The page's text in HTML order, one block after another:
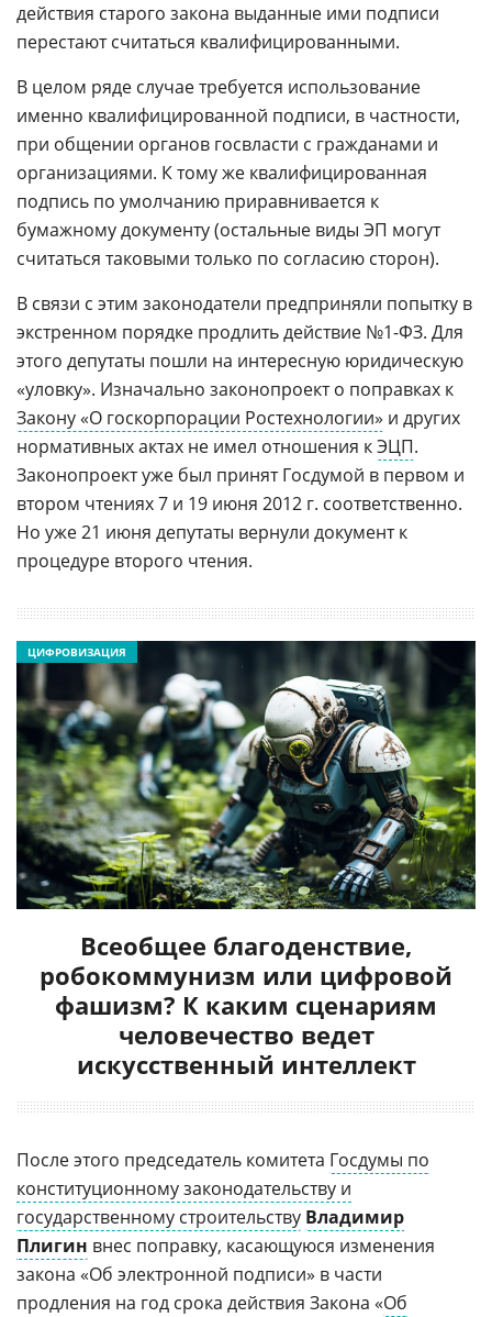
действия старого закона выданные ими подписи
перестают считаться квалифицированными.
В целом ряде случае требуется использование
именно квалифицированной подписи, в частности,
при общении органов госвласти с гражданами и
организациями. К тому же квалифицированная
подпись по умолчанию приравнивается к
бумажному документу (остальные виды ЭП могут
считаться таковыми только по согласию сторон).
В связи с этим законодатели предприняли попытку в
экстренном порядке продлить действие №1-ФЗ. Для
этого депутаты пошли на интересную юридическую
«уловку». Изначально законопроект о поправках к
Закону «О госкорпорации Ростехнологии» и других
нормативных актах не имел отношения кЭЦП.
Законопроект уже был принят Госдумой в первом и
втором чтениях 7 и 19 июня 2012 г. соответственно.
Но уже 21 июня депутаты вернули документ к
процедуре второго чтения.
Всеобщее благоденствие,
робокоммунизм или цифровой
фашизм? К каким сценариям
человечество ведет
искусственный интеллект
ЦИФРОВИЗАЦИЯ
После этого председатель комитета Госдумы по
конституционному законодательству и
государственному строительству Владимир
Плигин внес поправку, касающуюся изменения
закона «Об электронной подписи» в части
продления на год срока действия Закона «Об